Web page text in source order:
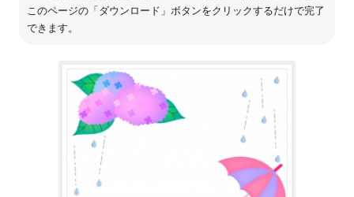
このページの「ダウンロード」ボタンをクリックするだけで完了
できます。